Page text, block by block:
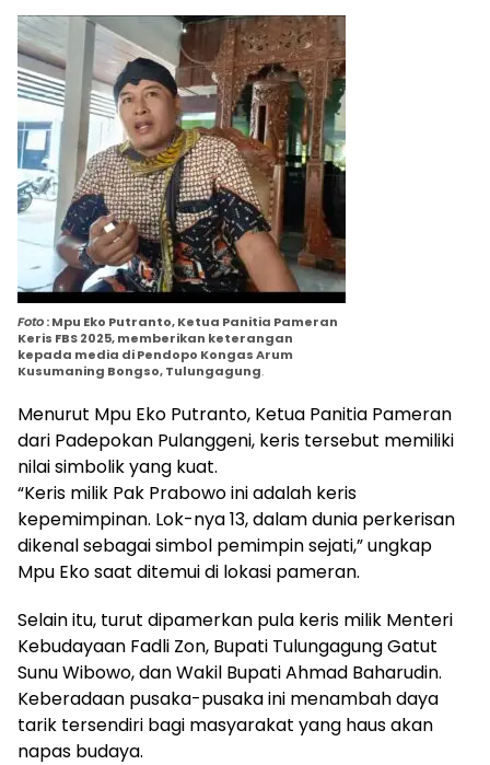
Foto: Mpu Eko Putranto, Ketua Panitia Pameran
Keris FBS 2025, memberikan keterangan
kepada media di Pendopo Kongas Arum
Kusumaning Bongso, Tulungagung.
Menurut Mpu Eko Putranto, Ketua Panitia Pameran
dari Padepokan Pulanggeni, keris tersebut memiliki
nilai simbolik yang kuat.
“Keris milik Pak Prabowo ini adalah keris
kepemimpinan. Lok-nya 13, dalam dunia perkerisan
dikenal sebagai simbol pemimpin sejati,” ungkap
Mpu Eko saat ditemui di lokasi pameran.
Selain itu, turut dipamerkan pula keris milik Menteri
Kebudayaan Fadli Zon, Bupati Tulungagung Gatut
Sunu Wibowo, dan Wakil Bupati Ahmad Baharudin.
Keberadaan pusaka-pusaka ini menambah daya
tarik tersendiri bagi masyarakat yang haus akan
napas budaya.